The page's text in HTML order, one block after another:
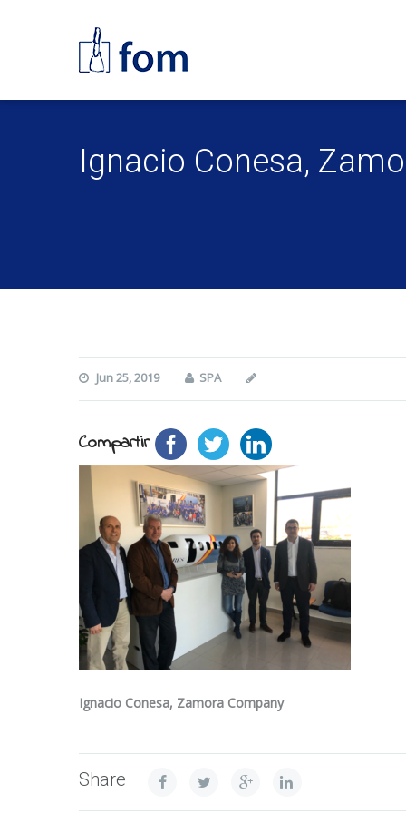
Ignacio Conesa,
Jun 25, 2019 SPA
Compartir
Ignacio Conesa, Zamora Company
Share